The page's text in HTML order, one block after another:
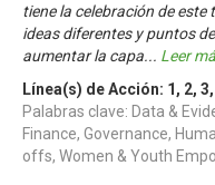
tiene la celebración de
ideas diferentes y puntos
aumentar la capa... Leer
Línea(s) de Acción: 1 , 2, 3,
Palabras clave: Data &
Finance, Governance,
offs, Women & Youth